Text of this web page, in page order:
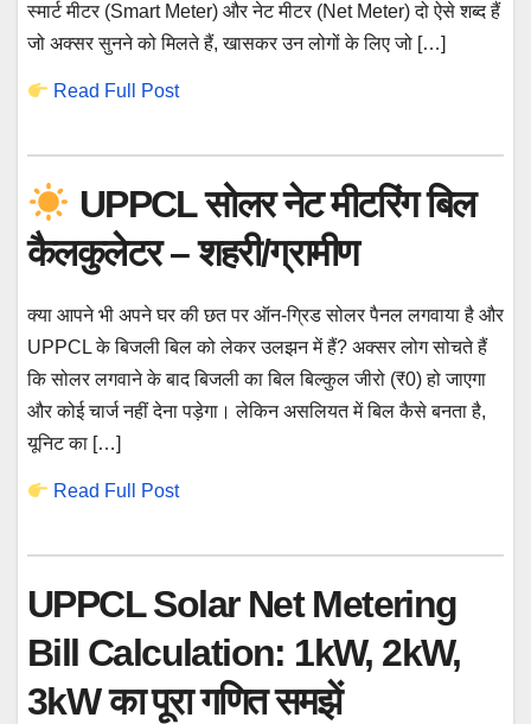
स्मार्ट मीटर (Smart Meter) और नेट मीटर (Net Meter) दो ऐसे शब्द हैं
जो अक्सर सुनने को मिलते हैं, खासकर उन लोगों के लिए जो […]
Read Full Post
UPPCL सोलर नेट मीटरिंग बिल
कैलकुलेटर – शहरी/ग्रामीण
क्या आपने भी अपने घर की छत पर ऑन-ग्रिड सोलर पैनल लगवाया है और
UPPCL के बिजली बिल को लेकर उलझन में हैं? अक्सर लोग सोचते हैं
कि सोलर लगवाने के बाद बिजली का बिल बिल्कुल जीरो (₹0) हो जाएगा
और कोई चार्ज नहीं देना पड़ेगा। लेकिन असलियत में बिल कैसे बनता है,
यूनिट का […]
Read Full Post
UPPCL Solar Net Metering
Bill Calculation: 1kW, 2kW,
3kW का पूरा गणित समझें